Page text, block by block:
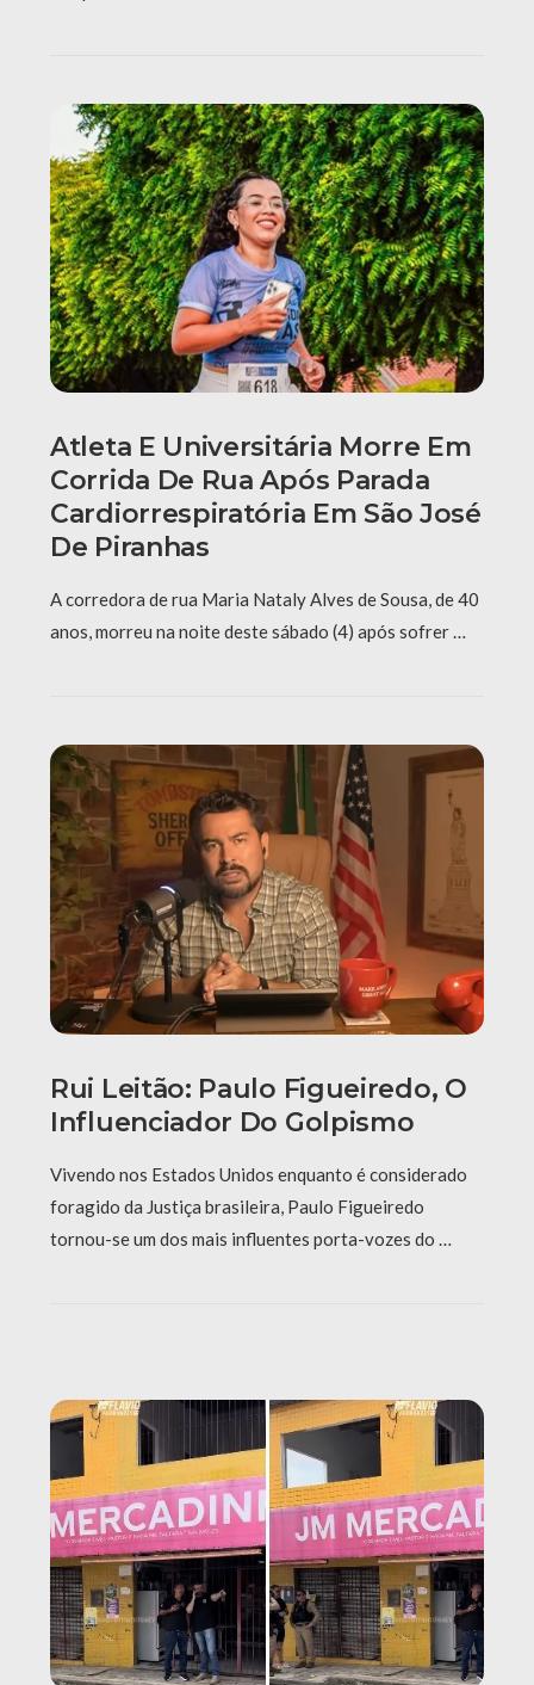
Atleta E Universitária Morre Em
Corrida De Rua Após Parada
Cardiorrespiratória Em São José
De Piranhas
A corredora de rua Maria Nataly Alves de Sousa, de 40
anos, morreu na noite deste sábado (4) após sofrer …
Rui Leitão: Paulo Figueiredo, O
Influenciador Do Golpismo
Vivendo nos Estados Unidos enquanto é considerado
foragido da Justiça brasileira, Paulo Figueiredo
tornou-se um dos mais influentes porta-vozes do …